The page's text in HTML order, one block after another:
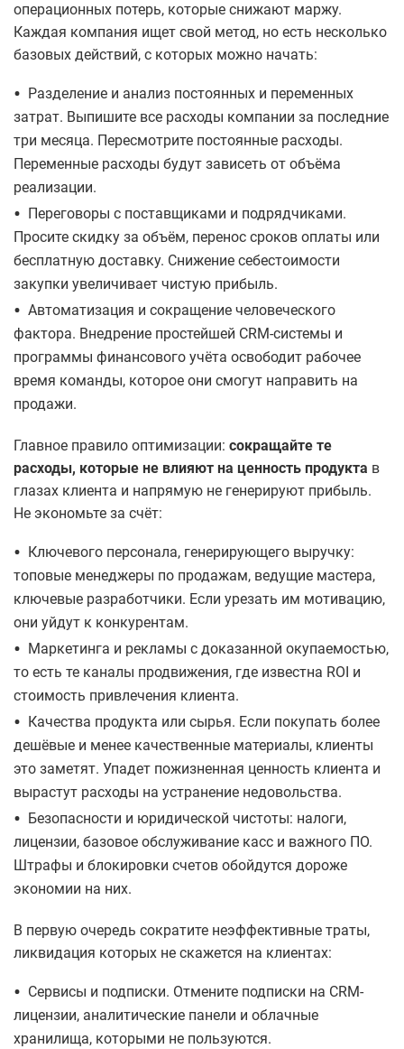
операционных потерь, которые снижают маржу.
Каждая компания ищет свой метод, но есть несколько
базовых действий, с которых можно начать:
• ​Разделение и анализ постоянных и переменных
затрат. Выпишите все расходы компании за последние
три месяца. Пересмотрите постоянные расходы.
Переменные расходы будут зависеть от объёма
реализации.
•
​Переговоры с поставщиками и подрядчиками.
Просите скидку за объём, перенос сроков оплаты или
бесплатную доставку. Снижение себестоимости
закупки увеличивает чистую прибыль.
• Автоматизация и сокращение человеческого
фактора. Внедрение простейшей CRM-системы и
программы финансового учёта освободит рабочее
время команды, которое они смогут направить на
продажи.
Главное правило оптимизации: сокращайте те
расходы, которые не влияют на ценность продукта в
глазах клиента и напрямую не генерируют прибыль.
Не экономьте за счёт:
•
Ключевого персонала, генерирующего выручку:
топовые менеджеры по продажам, ведущие мастера,
ключевые разработчики. Если урезать им мотивацию,
они уйдут к конкурентам.
• Маркетинга и рекламы с доказанной окупаемостью,
то есть те каналы продвижения, где известна ROI и
стоимость привлечения клиента.
•
Качества продукта или сырья. Если покупать более
дешёвые и менее качественные материалы, клиенты
это заметят. Упадет пожизненная ценность клиента и
вырастут расходы на устранение недовольства.
• Безопасности и юридической чистоты: налоги,
лицензии, базовое обслуживание касс и важного ПО.
Штрафы и блокировки счетов обойдутся дороже
экономии на них.
​В первую очередь сократите неэффективные траты,
ликвидация которых не скажется на клиентах:
• Сервисы и подписки. Отмените подписки на CRM-
лицензии, аналитические панели и облачные
хранилища, которыми не пользуются.